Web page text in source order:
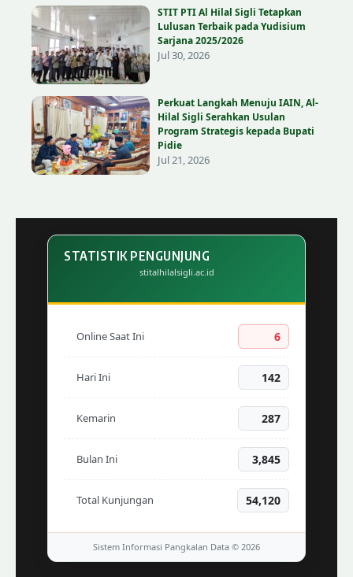
STIT PTI Al Hilal Sigli Tetapkan
Lulusan Terbaik pada Yudisium
Sarjana 2025/2026
Jul 30, 2026
Perkuat Langkah Menuju IAIN, Al-
Hilal Sigli Serahkan Usulan
Program Strategis kepada Bupati
Pidie
Jul 21, 2026
STATISTIK PENGUNJUNG
stitalhilalsigli.ac.id
Online Saat Ini 6
Hari Ini 142
Kemarin 287
Bulan Ini 3,845
Total Kunjungan 54,120
Sistem Informasi Pangkalan Data © 2026